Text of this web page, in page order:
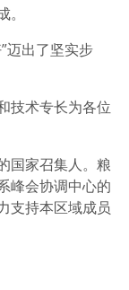
迈出了坚实步
技术专长为各位
国家召集人。粮
峰会协调中心的
支持本区域成员